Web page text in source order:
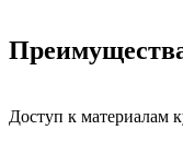
Доступ к материалам